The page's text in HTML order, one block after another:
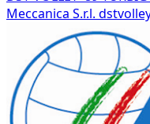
Meccanica S.r.l.